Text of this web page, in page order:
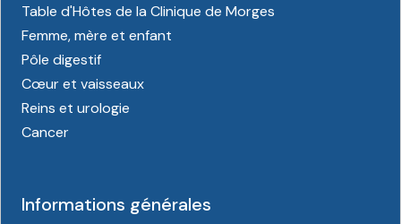
Table d'Hôtes de la Clinique de Morges
Femme, mère et enfant
Pôle digestif
Cœur et vaisseaux
Reins et urologie
Cancer
Informations générales